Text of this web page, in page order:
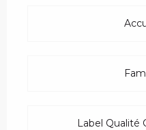
Label Qualité